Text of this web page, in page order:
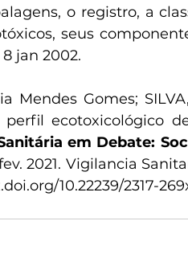
o registro, a
seus
jan 2002.
Mendes Gomes;
perfil ecotoxicológico
em Debate:
fev. 2021. Vigilancia
10.22239/2317-